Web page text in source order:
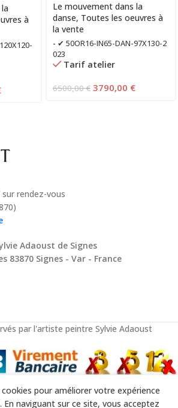
à
Le mouvement dans la
danse, Toutes les oeuvres à
la vente
- ✔ 50OR16-IN65-DAN-97X130-2
023
Tarif atelier
6500,00€ 3790,00 €
rendez-vous
Adaoust de Signes
83870 Signes - Var - France
par l'artiste peintre Sylvie Adaoust
pour améliorer votre expérience
naviguant sur ce site, vous acceptez